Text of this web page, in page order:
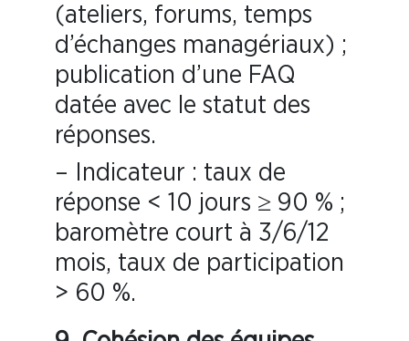
(ateliers, forums, temps
d’échanges managériaux) ;
publication d’une FAQ
datée avec le statut des
réponses.
– Indicateur : taux de
réponse < 10 jours ≥ 90 % ;
baromètre court à 3/6/12
mois, taux de participation
> 60 %.